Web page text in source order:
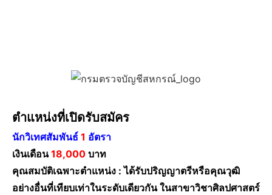
ตำแหน่งที่เปิดรับสมัคร
นักวิเทศสัมพันธ์ 1 อัตรา
เงินเดือน18,000 บาท
คุณสมบัติเฉพาะตำแหน่ง : ได้รับปริญญาตรีหรือคุณวุฒิ
อย่างอื่นที่เทียบเท่าในระดับเดียวกัน ในสาขาวิชาศิลปศาสตร์